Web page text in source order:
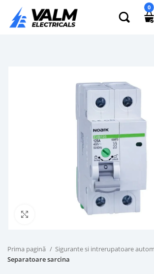
0
Prima pagină
Sigurante si intrerupatoare
Separatoare sarcina